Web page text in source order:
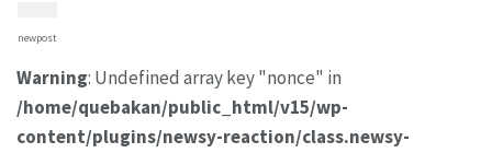
newpost
Warning: Undefined array key "nonce" in
/home/quebakan/public_html/v15/wp-
content/plugins/newsy-reaction/class.newsy-